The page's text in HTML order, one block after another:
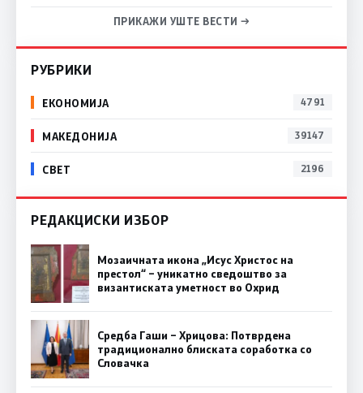
ПРИКАЖИ УШТЕ ВЕСТИ →
РУБРИКИ
ЕКОНОМИЈА 4791
МАКЕДОНИЈА 39147
СВЕТ 2196
РЕДАКЦИСКИ ИЗБОР
Мозаичната икона „Исус Христос на
престол“ – уникатно сведоштво за
византиската уметност во Охрид
Средба Гаши – Хрицова: Потврдена
традиционално блиската соработка со
Словачка